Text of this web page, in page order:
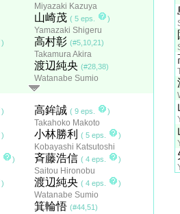
)
Miyazaki Kazuya
山崎茂 ( 5 eps. )
Yamazaki Shigeru
高村彰 (#5,10,21)
Takamura Akira
渡辺純央 (#28,38)
Watanabe Sumio
)
)
)
)
高鉾誠 ( 9 eps. )
Takahoko Makoto
小林勝利 ( 5 eps. )
Kobayashi Katsutoshi
斉藤浩信 ( 4 eps. )
Saitou Hironobu
渡辺純央 ( 4 eps. )
Watanabe Sumio
箕輪悟 (#44,51)